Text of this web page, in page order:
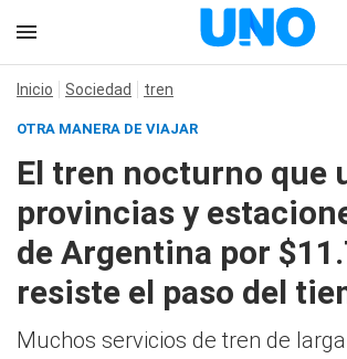
Inicio Sociedad tren
OTRA MANERA DE VIAJAR
El tren nocturno que
provincias y
de Argentina por
resiste el paso del
Muchos servicios de tren de